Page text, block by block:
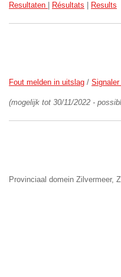
Resultaten Résultats Results
Fout melden in uitslag /
(mogelijk tot 30/11/2022 -
Provinciaal domein Zilvermeer,